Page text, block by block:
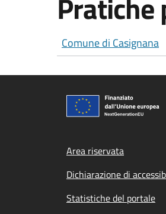
Comune di Casignana
Footer
Area riservata
Dichiarazione di
Statistiche del portale